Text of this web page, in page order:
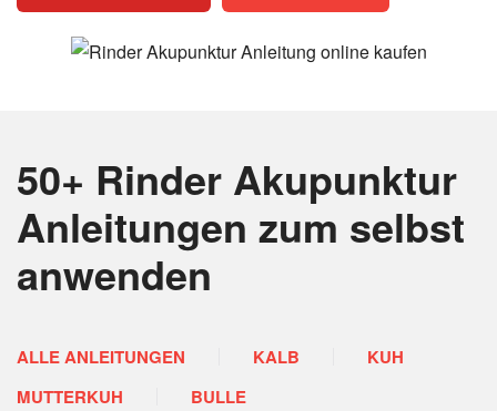
50+ Rinder Akupunktur
Anleitungen zum selbst
anwenden
ALLE ANLEITUNGEN KALB
KUH
MUTTERKUH
BULLE